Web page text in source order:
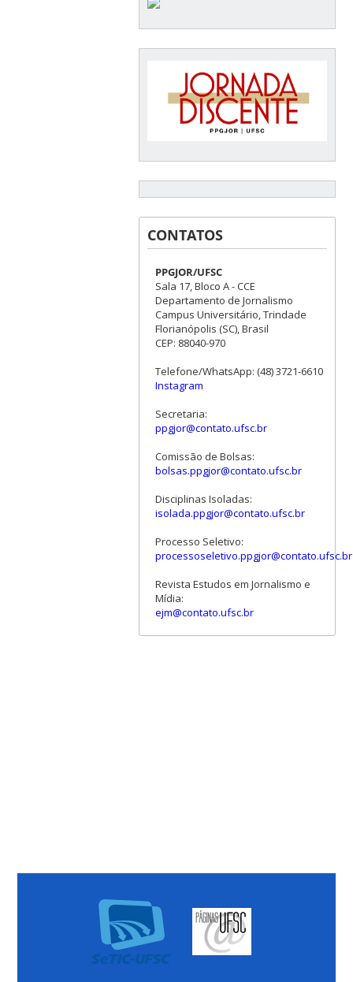
CONTATOS
PPGJOR/UFSC
Sala 17, Bloco A - CCE
Departamento de Jornalismo
Campus Universitário, Trindade
Florianópolis (SC), Brasil
CEP: 88040-970
Telefone/WhatsApp: (48) 3721-6610
Instagram
Secretaria:
ppgjor@contato.ufsc.br
Comissão de Bolsas:
bolsas.ppgjor@contato.ufsc.br
Disciplinas Isoladas:
isolada.ppgjor@contato.ufsc.br
Processo Seletivo:
processoseletivo.ppgjor@contato.ufsc.br
Revista Estudos em Jornalismo e
Mídia:
ejm@contato.ufsc.br